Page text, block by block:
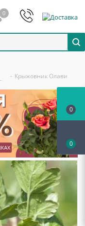
0
- Крыжовник Олави
0
0